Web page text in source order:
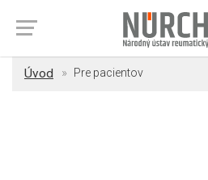
Úvod Pre pacientov